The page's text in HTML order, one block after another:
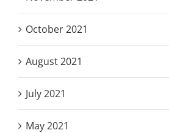
October 2021
August 2021
July 2021
May 2021